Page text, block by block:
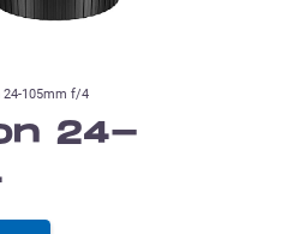
24-105mm f/4
24-